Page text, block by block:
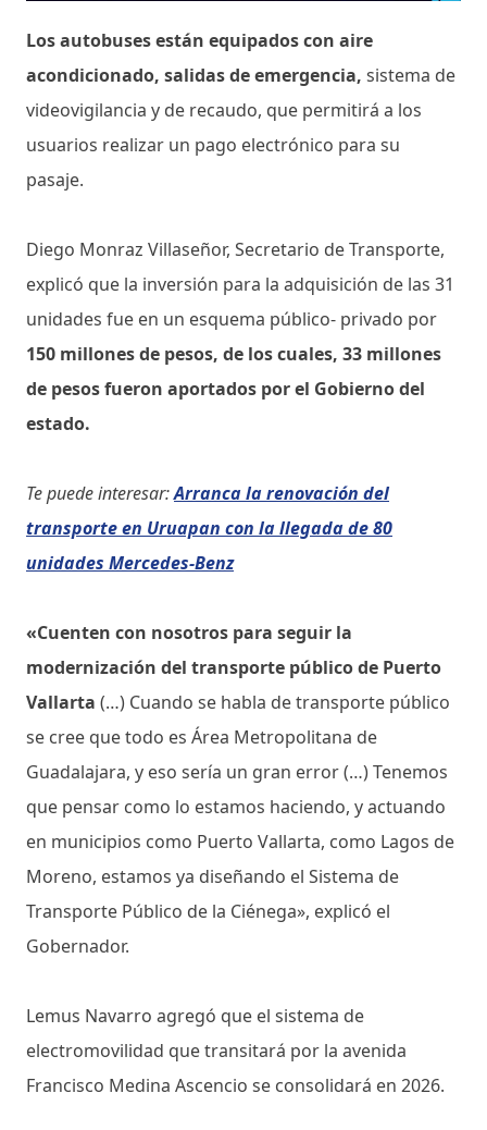
Los autobuses están equipados con aire
acondicionado, salidas de emergencia, sistema de
videovigilancia y de recaudo, que permitirá a los
usuarios realizar un pago electrónico para su
pasaje.
Diego Monraz Villaseñor, Secretario de Transporte,
explicó que la inversión para la adquisición de las 31
unidades fue en un esquema público- privado por
150 millones de pesos, de los cuales, 33 millones
de pesos fueron aportados por el Gobierno del
estado.
Te puede interesar:Arranca la renovación del
transporte en Uruapan con la llegada de 80
unidades Mercedes-Benz
«Cuenten con nosotros para seguir la
modernización del transporte público de Puerto
Vallarta (…) Cuando se habla de transporte público
se cree que todo es Área Metropolitana de
Guadalajara, y eso sería un gran error (…) Tenemos
que pensar como lo estamos haciendo, y actuando
en municipios como Puerto Vallarta, como Lagos de
Moreno, estamos ya diseñando el Sistema de
Transporte Público de la Ciénega», explicó el
Gobernador.
Lemus Navarro agregó que el sistema de
electromovilidad que transitará por la avenida
Francisco Medina Ascencio se consolidará en 2026.